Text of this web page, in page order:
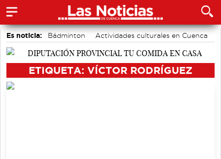
Es noticia: Bádminton
Actividades culturales en Cuenca
Piragüismo
Auditorio de Cuenca
ETIQUETA: VÍCTOR RODRÍGUEZ